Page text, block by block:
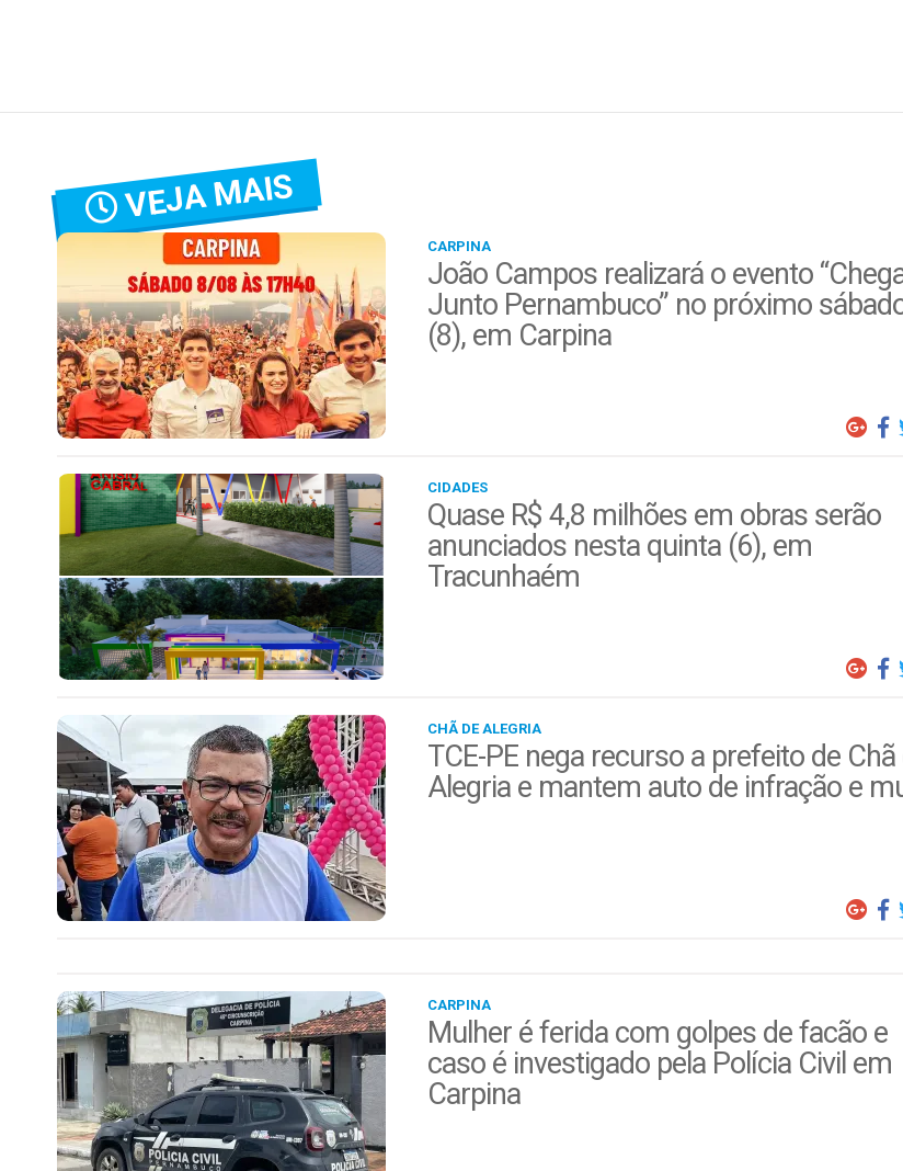
VEJA MAIS
CARPINA
João Campos realizará o evento
Junto Pernambuco” no próximo
(8), em Carpina
CIDADES
Quase R$ 4,8 milhões em obras serão
anunciados nesta quinta (6), em
Tracunhaém
CHÃ DE ALEGRIA
TCE-PE nega recurso a prefeito de Chã
Alegria e mantem auto de infração e
CARPINA
Mulher é ferida com golpes de facão e
caso é investigado pela Polícia Civil em
Carpina